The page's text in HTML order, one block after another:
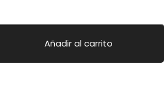
Añadir al carrito